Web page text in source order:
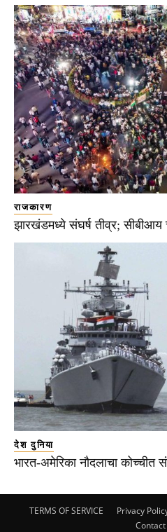
राजकारण
झारखंडमध्ये संघर्ष तीव्र; सीबीआय
देश दुनिया
भारत-अमेरिका नौदलाचा कोच्चीत
TERMS OF SERVICE Privacy
Contact